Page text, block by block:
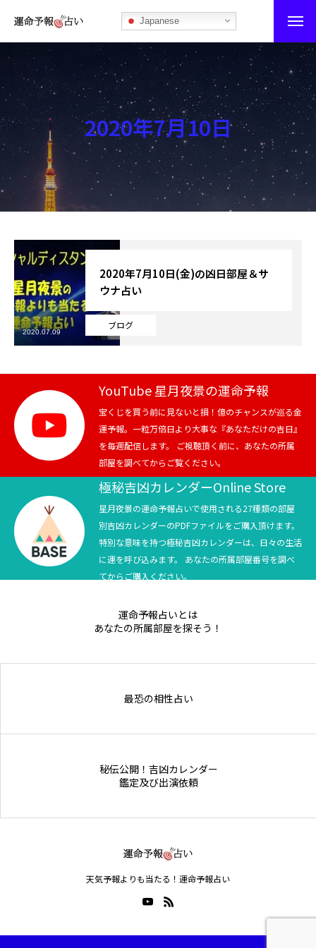
Japanese
運命予報占い
運命予報占いとは
あなたの所属部屋を探そう！
最恐の相性占い
秘伝公開！吉凶カレンダー
記事カテゴリー
ブログ
お知らせ
テニス
スポーツ
競馬
テニス四大大会・五輪
テニス四大大会・五輪
2020年7月10日
ブログ
2020年7月10日(金)の凶日部屋＆サ
ウナ占い
2020.07.09
YouTube 星月夜景の運命予報
宝くじを買う前に見ないと損！億のチャンスが巡る金
運予報。一粒万倍日より大事な『あなただけの吉日』
を毎週配信します。 ご視聴頂く前に、あなたの所属
部屋を調べてからご覧ください。
極秘吉凶カレンダーOnline Store
星月夜景の運命予報占いで使用される27種類の部屋
別吉凶カレンダーのPDFファイルをご購入頂けます。
特別な意味を持つ極秘吉凶カレンダーは、日々の生活
に運を呼び込みます。 あなたの所属部屋番号を調べ
てからご購入ください。
運命予報占いとは
あなたの所属部屋を探そう！
最恐の相性占い
秘伝公開！吉凶カレンダー
鑑定及び出演依頼
天気予報よりも当たる！運命予報占い